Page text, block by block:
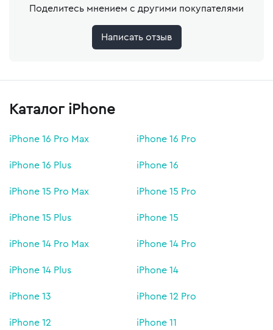
Поделитесь мнением с другими покупателями
Написать отзыв
Каталог iPhone
iPhone 16 Pro Max
iPhone 16 Pro
iPhone 16 Plus
iPhone 16
iPhone 15 Pro Max
iPhone 15 Pro
iPhone 15 Plus
iPhone 15
iPhone 14 Pro Max
iPhone 14 Pro
iPhone 14 Plus
iPhone 14
iPhone 13
iPhone 12 Pro
iPhone 12
iPhone 11